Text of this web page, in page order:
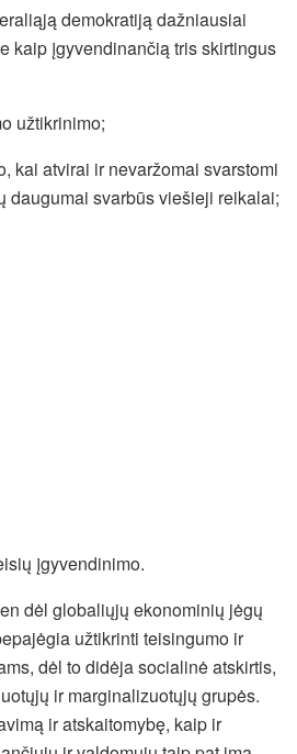
demokratiją dažniausiai
kaip įgyvendinančią tris skirtingus
užtikrinimo;
kai atvirai ir nevaržomai svarstomi
daugumai svarbūs viešieji reikalai;
įgyvendinimo.
dėl globaliųjų ekonominių jėgų
užtikrinti teisingumo ir
dėl to didėja socialinė atskirtis,
ir marginalizuotųjų grupės.
ir atskaitomybę, kaip ir